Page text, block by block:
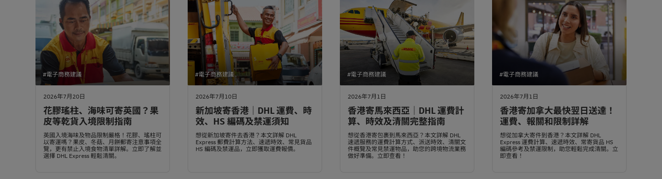
#電子商務建議
2026年7月20日
花膠瑤柱、海味可寄英國？果
皮等乾貨入境限制指南
英國入境海味及物品限制嚴格！花膠、瑤柱可
以寄運嗎？果皮、冬菇、月餅郵寄注意事項全
覽，更有禁止入境食物清單詳解。立即了解並
選擇 DHL Express 輕鬆清關。
#電子商務建議
2026年7月10日
新加坡寄香港｜DHL 運費、時
效、HS 編碼及禁運須知
想從新加坡寄件去香港？本文詳解 DHL
Express 郵費計算方法、速遞時效、常見貨品
HS 編碼及禁運品，立即獲取運費報價。
#電子商務建議
2026年7月1日
香港寄馬來西亞｜DHL 運費計
算、時效及清關完整指南
想從香港寄包裹到馬來西亞？本文詳解 DHL
速遞服務的運費計算方式、派送時效、清關文
件概覽及常見禁運物品，助您的跨境物流業務
做好準備。立即查看！
#電子商務建議
2026年7月1日
香港寄加拿大最快翌日送達！
運費、報關和限制詳解
想從加拿大寄件到香港？本文詳解 DHL
Express 運費計算、速遞時效、常寄貨品 HS
編碼參考及禁運限制，助您輕鬆完成清關。立
即查看！